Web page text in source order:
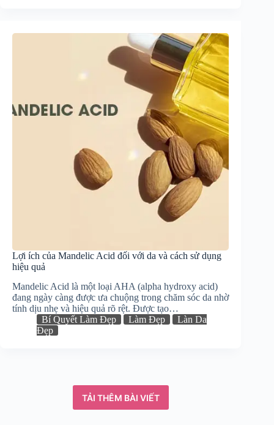
Lợi ích của Mandelic Acid đối với da và cách sử dụng
hiệu quả
Mandelic Acid là một loại AHA (alpha hydroxy acid)
đang ngày càng được ưa chuộng trong chăm sóc da nhờ
tính dịu nhẹ và hiệu quả rõ rệt. Được tạo…
Bí Quyết Làm Đẹp
Làm Đẹp
Làn Da
Đẹp
TẢI THÊM BÀI VIẾT